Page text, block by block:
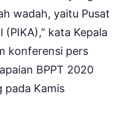
wadah, yaitu Pusat
kata Kepala
konferensi pers
BPPT 2020
pada Kamis